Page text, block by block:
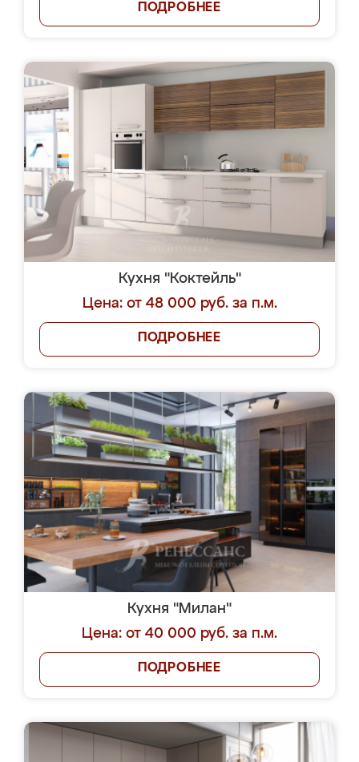
ПОДРОБНЕЕ
Кухня "Коктейль"
Цена: от 48 000 руб. за п.м.
ПОДРОБНЕЕ
Кухня "Милан"
Цена: от 40 000 руб. за п.м.
ПОДРОБНЕЕ